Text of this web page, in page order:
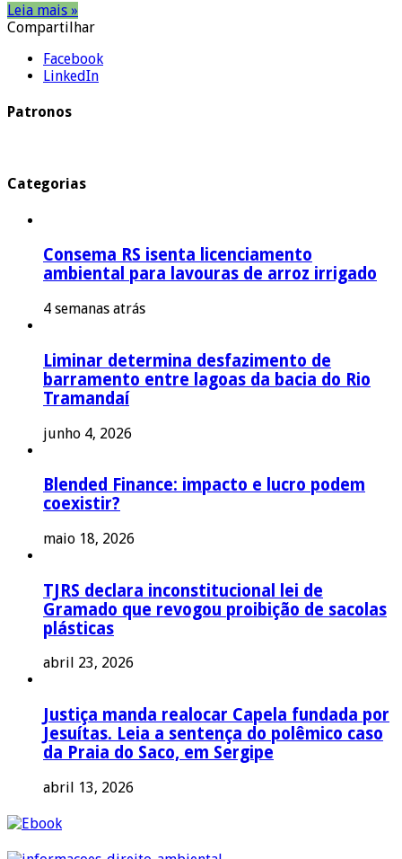
Leia mais »
Compartilhar
Facebook
LinkedIn
Patronos
Categorias
Consema RS isenta licenciamento
ambiental para lavouras de arroz irrigado
4 semanas atrás
Liminar determina desfazimento de
barramento entre lagoas da bacia do Rio
Tramandaí
junho 4, 2026
Blended Finance: impacto e lucro podem
coexistir?
maio 18, 2026
TJRS declara inconstitucional lei de
Gramado que revogou proibição de sacolas
plásticas
abril 23, 2026
Justiça manda realocar Capela fundada por
Jesuítas. Leia a sentença do polêmico caso
da Praia do Saco, em Sergipe
abril 13, 2026